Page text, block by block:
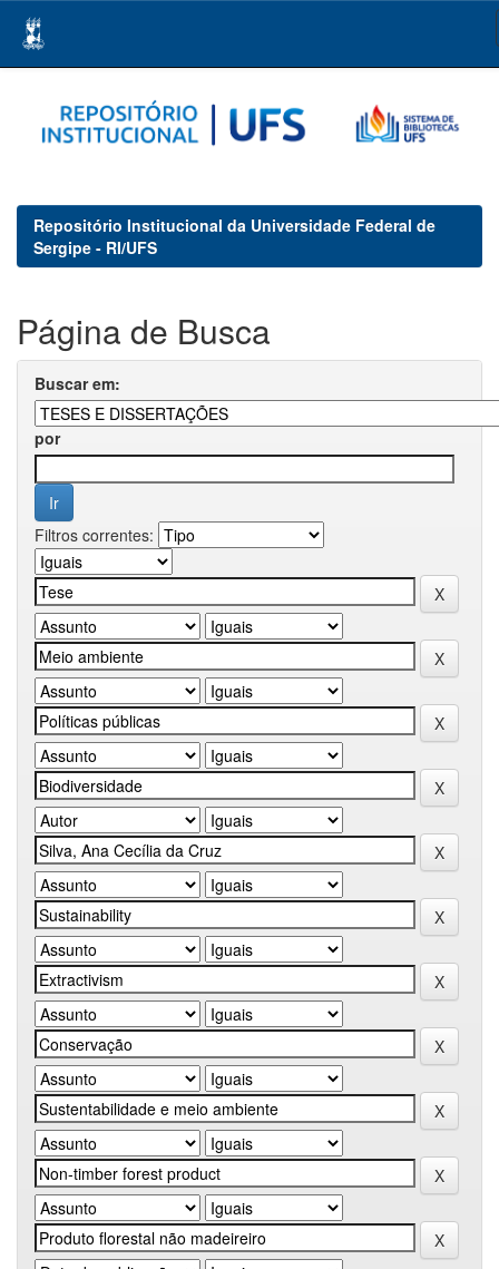
navigation
Repositório Institucional da Universidade Federal de
Sergipe - RI/UFS
Página de Busca
Buscar em:
por
Filtros correntes: